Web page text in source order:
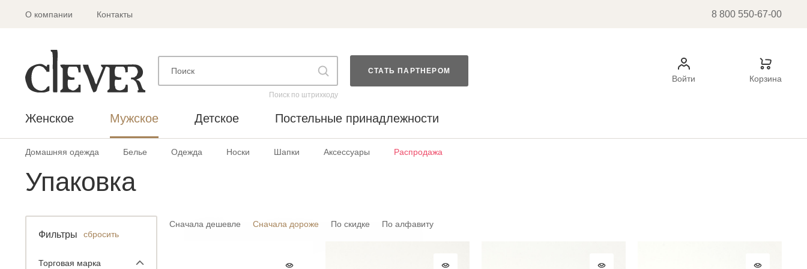
О компании Контакты 8 800 550-67-00
Поиск по штрихкоду
СТАТЬ ПАРТНЕРОМ
Войти Корзина
Женское Мужское Детское Постельные принадлежности
Домашняя одежда Белье Одежда Носки Шапки Аксессуары Распродажа
Упаковка
Фильтры сбросить
Торговая марка
Сначала дешевле Сначала дороже По скидке По алфавиту